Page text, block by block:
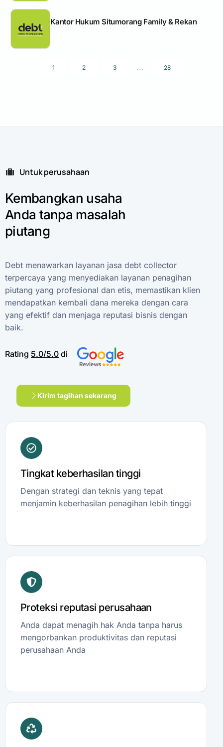
Kantor Hukum Situmorang Family & Rekan
1 2 3 ... 28
Untuk perusahaan
Kembangkan usaha
Anda tanpa masalah
piutang
Debt menawarkan layanan jasa debt collector
terpercaya yang menyediakan layanan penagihan
piutang yang profesional dan etis, memastikan klien
mendapatkan kembali dana mereka dengan cara
yang efektif dan menjaga reputasi bisnis dengan
baik.
Rating 5.0/5.0 di
Kirim tagihan sekarang
Tingkat keberhasilan tinggi
Dengan strategi dan teknis yang tepat
menjamin keberhasilan penagihan lebih tinggi
Proteksi reputasi perusahaan
Anda dapat menagih hak Anda tanpa harus
mengorbankan produktivitas dan reputasi
perusahaan Anda